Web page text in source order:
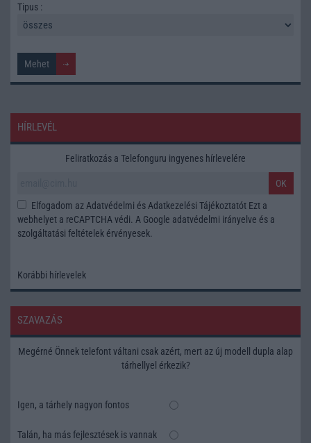
Tipus :
HÍRLEVÉL
Feliratkozás a Telefonguru ingyenes hírlevelére
OK
Elfogadom azAdatvédelmi és Adatkezelési Tájékoztatót Ezt a
webhelyet a reCAPTCHA védi. A Google adatvédelmi irányelve és a
szolgáltatási feltételek érvényesek.
Korábbi hírlevelek
SZAVAZÁS
Megérné Önnek telefont váltani csak azért, mert az új modell dupla alap
tárhellyel érkezik?
Igen, a tárhely nagyon fontos
Talán, ha más fejlesztések is vannak